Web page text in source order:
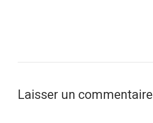
Laisser un commentaire